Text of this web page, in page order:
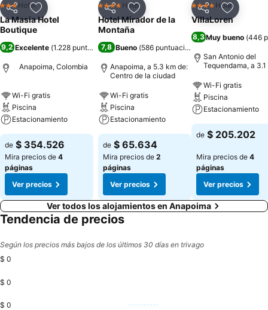
CompartirAgregar a favoritos
3 Estrellas
Hotel
La Masia Hotel
Boutique
9,2 Excelente (1.228 puntuaciones)
Anapoima, Colombia
Wi-Fi gratis
Piscina
Estacionamiento
de $ 354.526
Mira precios de 4
páginas
Ver precios
CompartirAgregar a favoritos
4 EstrellasHotel
Hotel Mirador de la
Montaña
7,8 Bueno (586 puntuaciones
Anapoima, a 5.3 km de:
Centro de la ciudad
Wi-Fi gratis
Piscina
Estacionamiento
de $ 65.634
Mira precios de 2
páginas
Ver precios
CompartirAgregar
4 EstrellasHotel
VillaLoren
8,3Muy bueno (446
San Antonio del
Tequendama, a 3.1
Wi-Fi gratis
Piscina
Estacionamiento
de $ 205.202
Mira precios de 4
páginas
Ver precios
Ver todos los alojamientos en Anapoima
Tendencia de precios
Según los precios más bajos de los últimos 30 días en trivago
$ 0
$ 0
$ 0